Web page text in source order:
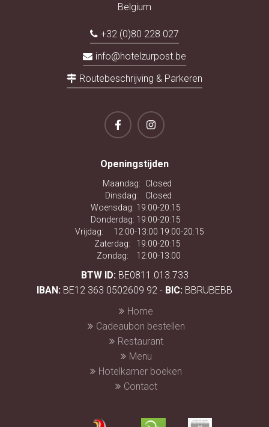
Belgium
+32 (0)80 228 027
info@hotelzurpost.be
Routebeschrijving & Parkeren
Openingstijden
Maandag:
Closed
Dinsdag:
Closed
Woensdag: 19:00-20:15
Donderdag: 19:00-20:15
Vrijdag:
12:00-13:00 19:00-20:15
Zaterdag:
19:00-20:15
Zondag:
12:00-13:00
BTW ID: BE0811.013.733
IBAN: BE12 363 0502609 92 - BIC: BBRUBEBB
Home
Cadeaubon bestellen
Restaurant
Menu
Hotelkamer boeken
Contact